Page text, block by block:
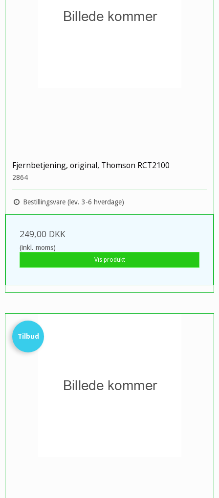
Fjernbetjening, original, Thomson RCT2100
2864
Bestillingsvare (lev. 3-6 hverdage)
249,00 DKK
(inkl. moms)
Vis produkt
Tilbud